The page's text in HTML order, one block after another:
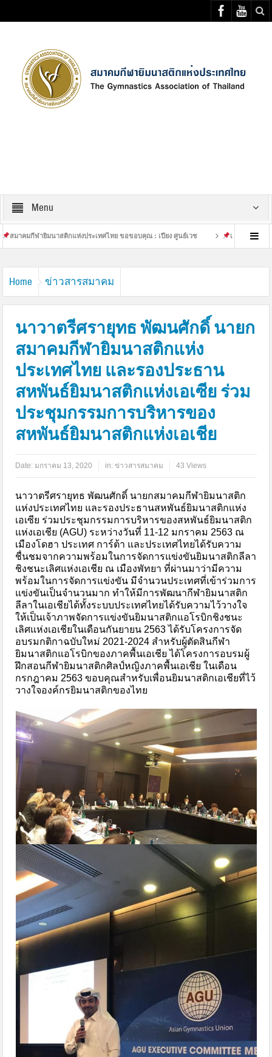
Menu
ยิมนาสติกแห่งประเทศไทย ขอขอบคุณ : เปียง ศูนย์เวช เสร็จสิ้นการฝึกซ้อมที่หนัก
Home ข่าวสารสมาคม
นาวาตรีศรายุทธ พัฒนศักดิ์ นายก
สมาคมกีฬายิมนาสติกแห่ง
ประเทศไทย และรองประธาน
สหพันธ์ยิมนาสติกแห่งเอเซีย ร่วม
ประชุมกรรมการบริหารของ
สหพันธ์ยิมนาสติกแห่งเอเชีย
Date: มกราคม 13, 2020 in:ข่าวสารสมาคม 43 Views
นาวาตรีศรายุทธ พัฒนศักดิ์ นายกสมาคมกีฬายิมนาสติก
แห่งประเทศไทย และรองประธานสหพันธ์ยิมนาสติกแห่ง
เอเซีย ร่วมประชุมกรรมการบริหารของสหพันธ์ยิมนาสติก
แห่งเอเชีย (AGU) ระหว่างวันที่ 11-12 มกราคม 2563 ณ
เมืองโดฮา ประเทศ การ์ต้า และประเทศไทยได้รับความ
ชื่นชมจากความพร้อมในการจัดการแข่งขันยิมนาสติกลีลา
ชิงชนะเลิศแห่งเอเชีย ณ เมืองพัทยา ที่ผ่านมาว่ามีความ
พร้อมในการจัดการแข่งขัน มีจำนวนประเทศที่เข้าร่วมการ
แข่งขันเป็นจำนวนมาก ทำให้มีการพัฒนากีฬายิมนาสติก
ลีลาในเอเชียได้ทั้งระบบประเทศไทยได้รับความไว้วางใจ
ให้เป็นเจ้าภาพจัดการแข่งขันยิมนาสติกแอโรบิกชิงชนะ
เลิศแห่งเอเชียในเดือนกันยายน 2563 ได้รับโครงการจัด
อบรมกติกาฉบับใหม่ 2021-2024 สำหรับผู้ตัดสินกีฬา
ยิมนาสติกแอโรบิกของภาคพื้นเอเชีย ได้โครงการอบรมผู้
ฝึกสอนกีฬายิมนาสติกศิลป์หญิงภาคพื้นเอเชีย ในเดือน
กรกฎาคม 2563 ขอบคุณสำหรับเพื่อนยิมนาสติกเอเชียที่ไว้
วางใจองค์กรยิมนาสติกของไทย